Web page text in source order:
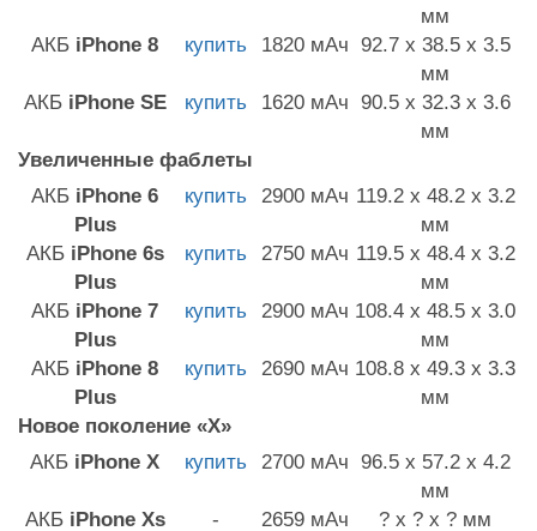
мм
АКБ iPhone 8 купить 1820 мАч 92.7 x 38.5 x 3.5
мм
АКБ iPhone SE купить 1620 мАч 90.5 x 32.3 x 3.6
мм
Увеличенные фаблеты
АКБ iPhone 6
Plus
купить 2900 мАч 119.2 x 48.2 x 3.2
мм
АКБ iPhone 6s
Plus
купить 2750 мАч 119.5 x 48.4 x 3.2
мм
АКБ iPhone 7
Plus
купить 2900 мАч 108.4 x 48.5 x 3.0
мм
АКБ iPhone 8
Plus
купить 2690 мАч 108.8 x 49.3 x 3.3
мм
Новое поколение «X»
АКБ iPhone X купить 2700 мАч 96.5 x 57.2 x 4.2
мм
АКБ iPhone Xs - 2659 мАч ? x ? x ? мм